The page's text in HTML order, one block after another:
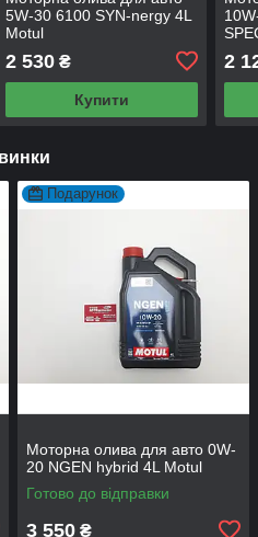
5W-30 6100 SYN-nergy 4L
Motul
2 530₴
Купити
2
Подарунок
Моторна олива для авто 0W-
20 NGEN hybrid 4L Motul
Готово до відправки
3 550 ₴